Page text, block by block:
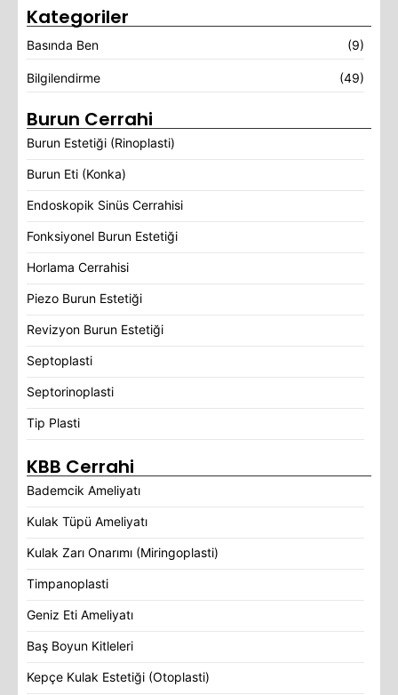
Kategoriler
Basında Ben (9)
Bilgilendirme (49)
Burun Cerrahi
Burun Estetiği (Rinoplasti)
Burun Eti (Konka)
Endoskopik Sinüs Cerrahisi
Fonksiyonel Burun Estetiği
Horlama Cerrahisi
Piezo Burun Estetiği
Revizyon Burun Estetiği
Septoplasti
Septorinoplasti
Tip Plasti
KBB Cerrahi
Bademcik Ameliyatı
Kulak Tüpü Ameliyatı
Kulak Zarı Onarımı (Miringoplasti)
Timpanoplasti
Geniz Eti Ameliyatı
Baş Boyun Kitleleri
Kepçe Kulak Estetiği (Otoplasti)